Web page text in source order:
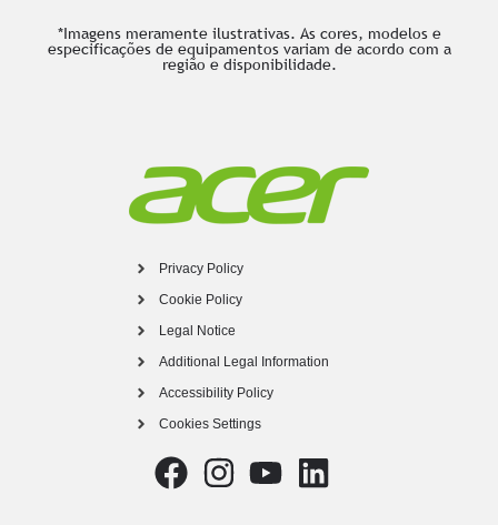
*Imagens meramente ilustrativas. As cores, modelos e
especificações de equipamentos variam de acordo com a
região e disponibilidade.
Privacy Policy
Cookie Policy
Legal Notice
Additional Legal Information
Accessibility Policy
Cookies Settings